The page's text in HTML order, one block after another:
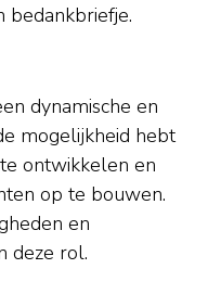
bedankbriefje.
dynamische en
mogelijkheid hebt
ontwikkelen en
op te bouwen.
en
deze rol.